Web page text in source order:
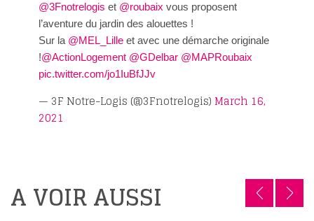
@3Fnotrelogis et @roubaix vous proposent
l’aventure du jardin des alouettes !
Sur la @MEL_Lille et avec une démarche originale
!@ActionLogement @GDelbar @MAPRoubaix
pic.twitter.com/jo1IuBfJJv
— 3F Notre-Logis (@3Fnotrelogis) March 16,
2021
A VOIR AUSSI